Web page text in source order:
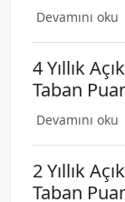
Devamını oku
4 Yıllık
Taban
Devamını oku
2 Yıllık
Taban